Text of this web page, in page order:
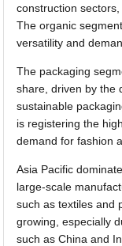
construction
The organic
versatility and
The packaging
share, driven by the
sustainable
is registering the
demand for fashion
Asia Pacific
large-scale
such as textiles and
growing, especially
such as China and